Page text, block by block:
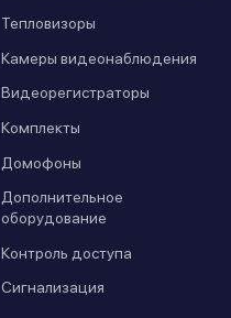
Тепловизоры
Камеры видеонаблюдения
Видеорегистраторы
Комплекты
Домофоны
Дополнительное
оборудование
Контроль доступа
Сигнализация